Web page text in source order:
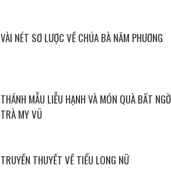
VÀI NÉT SƠ LƯỢC VỀ CHÚA BÀ NĂM PHƯƠNG
THÁNH MẪU LIỄU HẠNH VÀ MÓN QUÀ BẤT
TRÀ MY VŨ
TRUYỀN THUYẾT VỀ TIỂU LONG NỮ